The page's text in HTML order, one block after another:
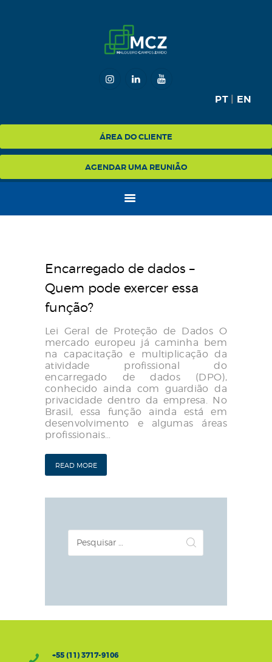
PT| EN
ÁREA DO CLIENTE
AGENDAR UMA REUNIÃO
EXPERTISE
NA MÍDIA
Encarregado de dados –
Quem pode exercer essa
função?
Lei Geral de Proteção de Dados O
mercado europeu já caminha bem
na capacitação e multiplicação da
atividade profissional do
encarregado de dados (DPO),
conhecido ainda com guardião da
privacidade dentro da empresa. No
Brasil, essa função ainda está em
desenvolvimento e algumas áreas
profissionais…
READ MORE
por:
+55 (11) 3717-9106